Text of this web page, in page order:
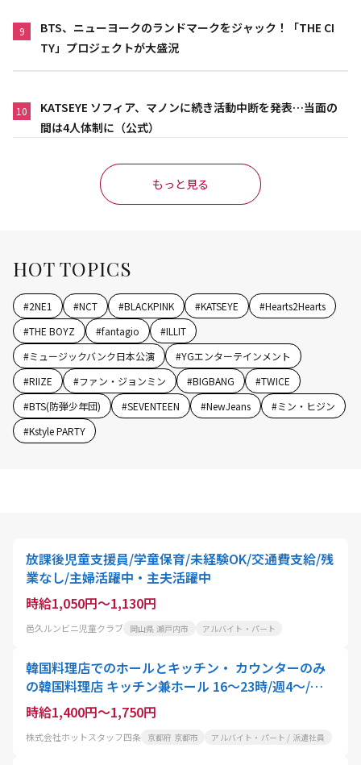
9
BTS、ニューヨークのランドマークをジャック！「THE CI
TY」プロジェクトが大盛況
10
KATSEYE ソフィア、マノンに続き活動中断を発表…当面の
間は4人体制に（公式）
もっと見る
HOT TOPICS
#2NE1 #NCT #BLACKPINK #KATSEYE #Hearts2Hearts
#THE BOYZ #fantagio #ILLIT
#ミュージックバンク日本公演 #YGエンターテインメント
#RIIZE #ファン・ジョンミン #BIGBANG #TWICE
#BTS(防弾少年団) #SEVENTEEN #NewJeans #ミン・ヒジン
#Kstyle PARTY
放課後児童支援員/学童保育/未経験OK/交通費支給/残
業なし/主婦活躍中・主夫活躍中
時給1,050円～1,130円
邑久ルンビニ児童クラブ 岡山県 瀬戸内市 アルバイト・パート
韓国料理店でのホールとキッチン・ カウンターのみ
の韓国料理店 キッチン兼ホール 16～23時/週4～/時
給1400円
時給1,400円～1,750円
株式会社ホットスタッフ四条 京都府 京都市 アルバイト・パート / 派遣社員